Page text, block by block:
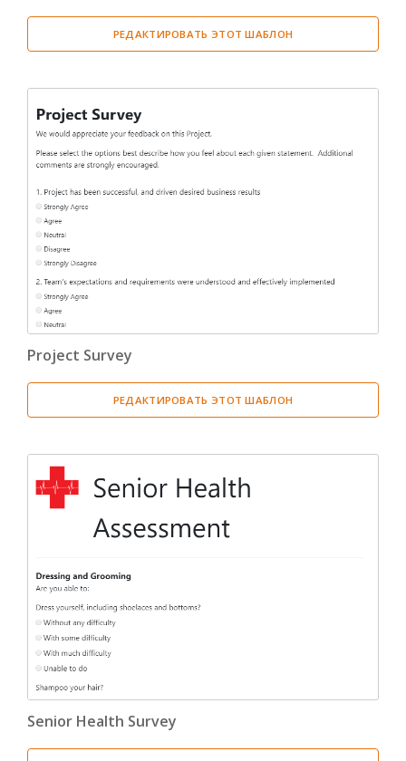
РЕДАКТИРОВАТЬ ЭТОТ ШАБЛОН
Project Survey
РЕДАКТИРОВАТЬ ЭТОТ ШАБЛОН
Senior Health Survey